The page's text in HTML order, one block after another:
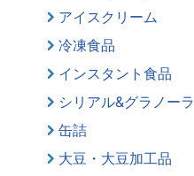
アイスクリーム
冷凍食品
インスタント食品
シリアル&グラノーラ
缶詰
大豆・大豆加工品